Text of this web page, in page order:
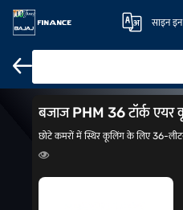
साइन इन
आउटडोर एयर कूलर Symphony एयर
बजाज PHM 36 टॉर्क
छोटे कमरों में स्थिर कूलिंग के लिए 36-